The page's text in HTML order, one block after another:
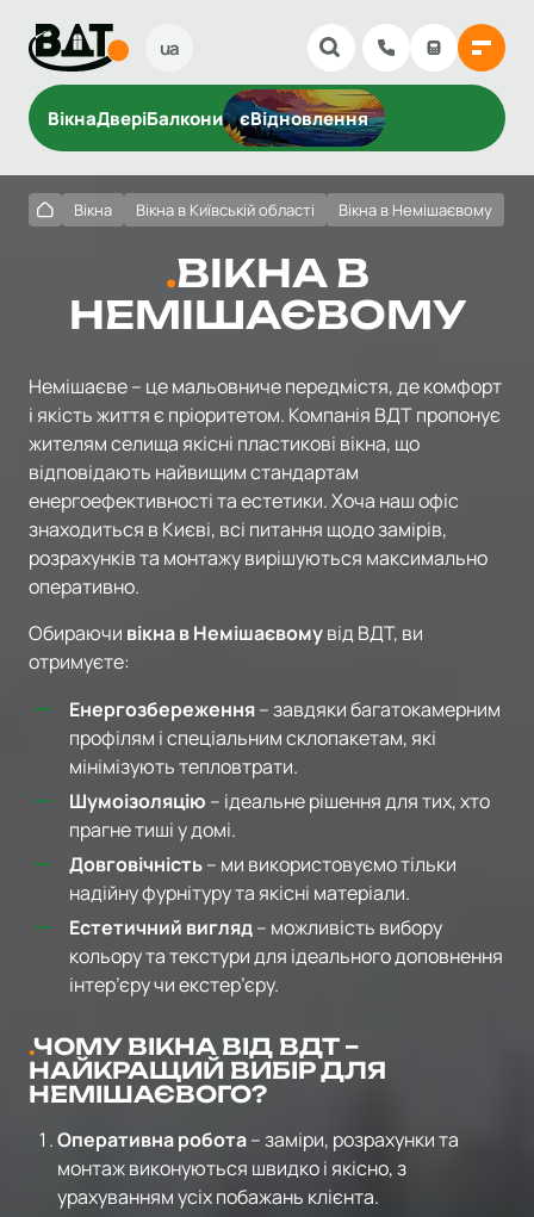
ua
ВікнаДверіБалкони єВідновлення
Вікна Вікна в Київській області Вікна в Немішаєвому
ВІКНА В
НЕМІШАЄВОМУ
Немішаєве – це мальовниче передмістя, де комфорт
і якість життя є пріоритетом. Компанія ВДТ пропонує
жителям селища якісні пластикові вікна, що
відповідають найвищим стандартам
енергоефективності та естетики. Хоча наш офіс
знаходиться в Києві, всі питання щодо замірів,
розрахунків та монтажу вирішуються максимально
оперативно.
Обираючи вікна в Немішаєвомувід ВДТ, ви
отримуєте:
Енергозбереження– завдяки багатокамерним
профілям і спеціальним склопакетам, які
мінімізують тепловтрати.
Шумоізоляцію – ідеальне рішення для тих, хто
прагне тиші у домі.
Довговічність– ми використовуємо тільки
надійну фурнітуру та якісні матеріали.
Естетичний вигляд– можливість вибору
кольору та текстури для ідеального доповнення
інтер’єру чи екстер’єру.
ЧОМУ ВІКНА ВІД ВДТ –
НАЙКРАЩИЙ ВИБІР ДЛЯ
НЕМІШАЄВОГО?
Оперативна робота– заміри, розрахунки та
монтаж виконуються швидко і якісно, з
урахуванням усіх побажань клієнта.